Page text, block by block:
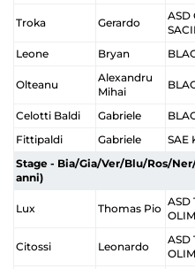
Troka Gerardo
ASD
Leone Bryan
Olteanu
Alexandru
Mihai
Celotti Baldi Gabriele
Fittipaldi
Gabriele SAE
Stage - Bia/Gia/Ver/Blu/Ros/
anni)
Lux Thomas Pio
ASD TAEKWONDO
Citossi Leonardo
ASD TAEKWONDO